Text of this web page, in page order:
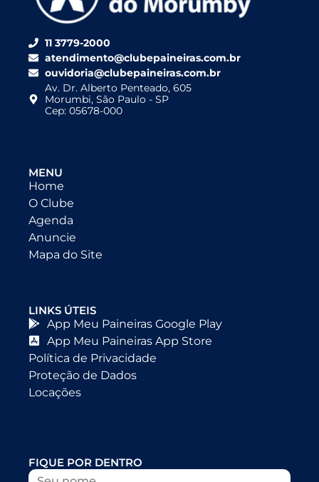
11 3779-2000
atendimento@clubepaineiras.com.br
ouvidoria@clubepaineiras.com.br
Av. Dr. Alberto Penteado, 605
Morumbi, São Paulo - SP
Cep: 05678-000
MENU
Home
O Clube
Agenda
Anuncie
Mapa do Site
LINKS ÚTEIS
App Meu Paineiras Google Play
App Meu Paineiras App Store
Política de Privacidade
Proteção de Dados
Locações
FIQUE POR DENTRO